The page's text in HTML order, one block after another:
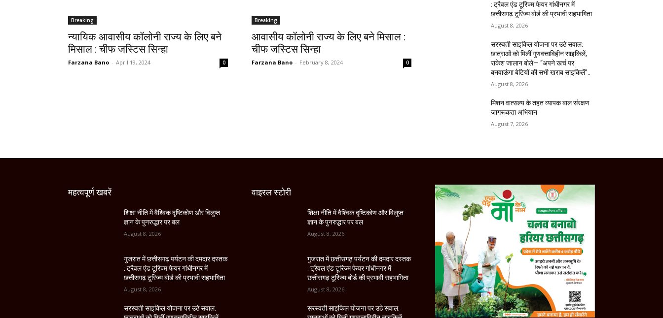
Breaking
न्यायिक आवासीय कॉलोनी राज्य के लिए बने
मिसाल : चीफ जस्टिस सिन्हा
Farzana Bano - April 19, 2024 0
Breaking
आवासीय कॉलोनी राज्य के लिए बने मिसाल :
चीफ जस्टिस सिन्हा
Farzana Bano - February 8, 2024 0
: ट्रैवल एंड टूरिज्म फेयर गांधीनगर में
छत्तीसगढ़ टूरिज्म बोर्ड की प्रभावी सहभागिता
August 8, 2026
सरस्वती साइकिल योजना पर उठे सवाल:
छात्राओं को मिलीं गुणवत्ताविहीन साइकिलें,
राकेश जालान बोले— “अपने खर्च पर
बनवाऊंगा बेटियों की सभी खराब साइकिलें”..
August 8, 2026
मिशन वात्सल्य के तहत व्यापक बाल संरक्षण
जागरूकता अभियान
August 7, 2026
महत्वपूर्ण खबरें
शिक्षा नीति में वैश्विक दृष्टिकोण और विलुप्त
ज्ञान के पुनरुद्धार पर बल
August 8, 2026
गुजरात में छत्तीसगढ़ पर्यटन की दमदार दस्तक
: ट्रैवल एंड टूरिज्म फेयर गांधीनगर में
छत्तीसगढ़ टूरिज्म बोर्ड की प्रभावी सहभागिता
August 8, 2026
सरस्वती साइकिल योजना पर उठे सवाल:
वाइरल स्टोरी
शिक्षा नीति में वैश्विक दृष्टिकोण और विलुप्त
ज्ञान के पुनरुद्धार पर बल
August 8, 2026
गुजरात में छत्तीसगढ़ पर्यटन की दमदार दस्तक
: ट्रैवल एंड टूरिज्म फेयर गांधीनगर में
छत्तीसगढ़ टूरिज्म बोर्ड की प्रभावी सहभागिता
August 8, 2026
सरस्वती साइकिल योजना पर उठे सवाल: